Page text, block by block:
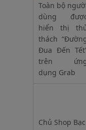
Toàn bộ
dùng
hiển thị
thách
Đua Đến
trên
dụng Grab
Chủ Shop Bạc